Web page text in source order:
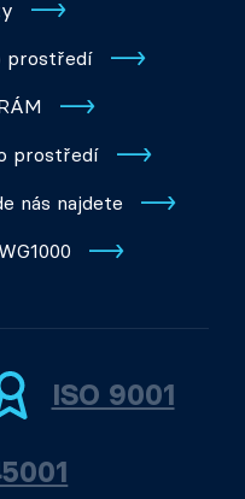
prostředí
prostředí
nás najdete
ISO 9001